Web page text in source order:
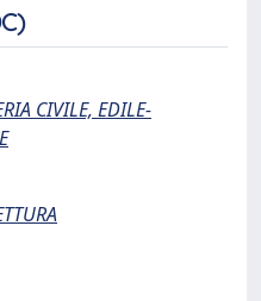
CIVILE, EDILE-